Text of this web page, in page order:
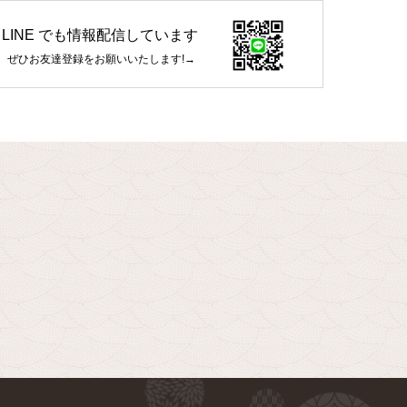
LINE でも情報配信しています
ぜひお友達登録をお願いいたします!→